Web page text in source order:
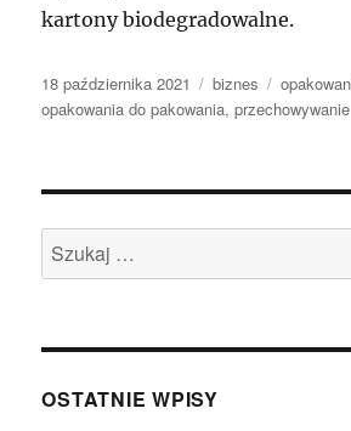
kartony biodegradowalne.
Data
publikacji
18 października 2021 Kategorie
biznes Tagi
opakowania do pakowania,przechowywanie
Szukaj:
OSTATNIE WPISY